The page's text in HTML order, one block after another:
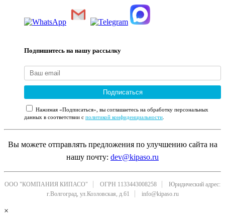
Подпишитесь на нашу рассылку
Подписаться
Нажимая «Подписаться», вы соглашаетесь на обработку персональных
данных в соответствии с политикой конфиденциальности
Вы можете отправлять предложения по улучшению сайта на
нашу почту: dev@kipaso.ru
ООО "КОМПАНИЯ КИПАСО" ОГРН 1133443008258
Юридический адрес:
г.Волгоград, ул.Козловская, д.61
info@kipaso.ru
×